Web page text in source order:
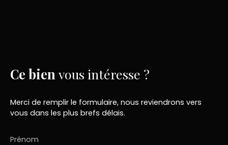
Ce bien vous intéresse ?
Merci de remplir le formulaire, nous reviendrons vers
vous dans les plus brefs délais.
Prénom